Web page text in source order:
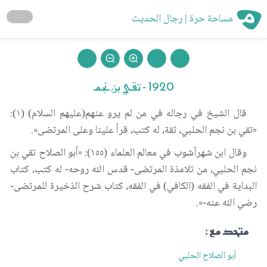
مساحة حرة | رجال الحديث
1920 - تقي بن نجم
قال الشيخ في رجاله في من لم يرو عنهم(عليهم السلام) (١):
«تقي بن نجم الحلبي، ثقة، له كتب، قرأ علينا وعلى المرتضى».
وقال ابن شهرآشوب في معالم العلماء (١٥٥): «أبو الصلاح تقي بن
نجم الحلبي، من تلامذة المرتضى- قدس الله روحه- له كتب، كتاب
البداية في الفقه (الكافي) في الفقه، كتاب شرح الذخيرة للمرتضى-
رضي الله عنه-».
متحد مع :
أبو الصلاح الحلبي